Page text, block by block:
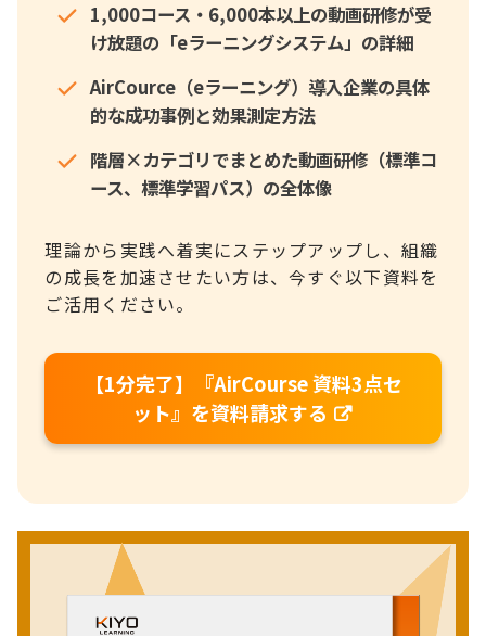
1,000コース・6,000本以上の動画研修が受
け放題の「eラーニングシステム」の詳細
AirCource（eラーニング）導入企業の具体
的な成功事例と効果測定方法
階層×カテゴリでまとめた動画研修（標準コ
ース、標準学習パス）の全体像
理論から実践へ着実にステップアップし、組織
の成長を加速させたい方は、今すぐ以下資料を
ご活用ください。
【1分完了】『AirCourse 資料3点セ
ット』を資料請求する